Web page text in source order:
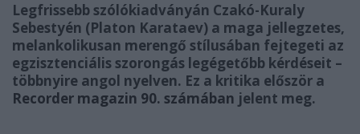
Legfrissebb szólókiadványán Czakó-Kuraly
Sebestyén (Platon Karataev) a maga jellegzetes,
melankolikusan merengő stílusában fejtegeti az
egzisztenciális szorongás legégetőbb kérdéseit –
többnyire angol nyelven. Ez a kritika először a
Recorder magazin 90. számában jelent meg.